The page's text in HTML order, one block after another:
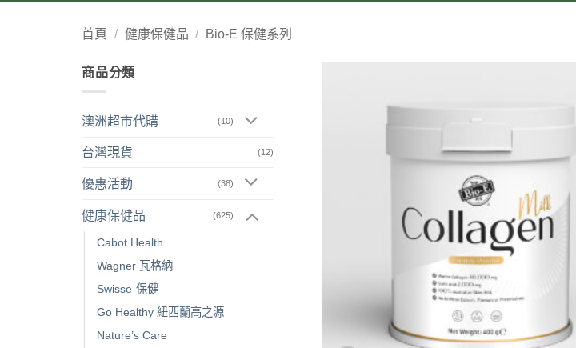
首頁 / 健康保健品 / Bio-E 保健系列
商品分類
澳洲超市代購 (10)
台灣現貨 (12)
優惠活動 (38)
健康保健品 (625)
Cabot Health
Wagner 瓦格納
Swisse-保健
Go Healthy 紐西蘭高之源
Nature’s Care